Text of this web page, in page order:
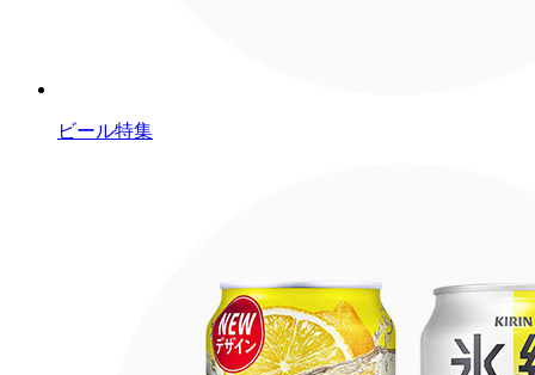
ビール特集